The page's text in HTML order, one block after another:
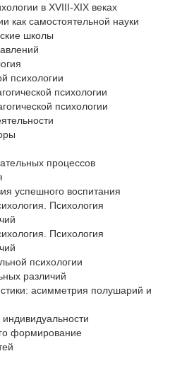
в XVIII-XIX веках
как самостоятельной науки
школы
психологии
психологии
психологии
процессов
успешного воспитания
Психология
Психология
психологии
различий
асимметрия полушарий и
формирование